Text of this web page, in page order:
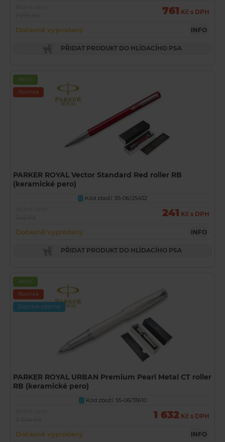
761 Kč s DPH
Dočasně vyprodaný INFO
PŘIDAT PRODUKT DO HLÍDACÍHO PSA
Akční
Novinka
PARKER ROYAL Vector Standard Red roller RB
(keramické pero)
U
Kód zboží: 55-06/25452
241 Kč s DPH
Dočasně vyprodaný INFO
PŘIDAT PRODUKT DO HLÍDACÍHO PSA
Akční
Novinka
Doprava zdarma
PARKER ROYAL URBAN Premium Pearl Metal CT roller
RB (keramické pero)
U Kód zboží: 55-06/31610
1 632 Kč s DPH
Dočasně vyprodaný INFO